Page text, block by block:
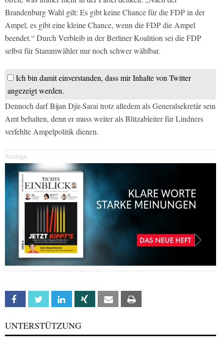
Brandenburg Wahl gilt: Es gibt keine Chance für die FDP in der
Ampel, es gibt eine kleine Chance, wenn die FDP die Ampel
beendet.“ Durch Verbleib in der Berliner Koalition sei die FDP
selbst für Stammwähler nur noch schwer wählbar.
Ich bin damit einverstanden, dass mir Inhalte von Twitter
angezeigt werden.
Dennoch darf Bijan Djir-Sarai trotz alledem als Generalsekretär sein
Amt behalten, denn er muss weiter als Blitzableiter für Lindners
verfehlte Ampelpolitik dienen.
Anzeige
Facebook Twitter Linkedin Xing Email
UNTERSTÜTZUNG